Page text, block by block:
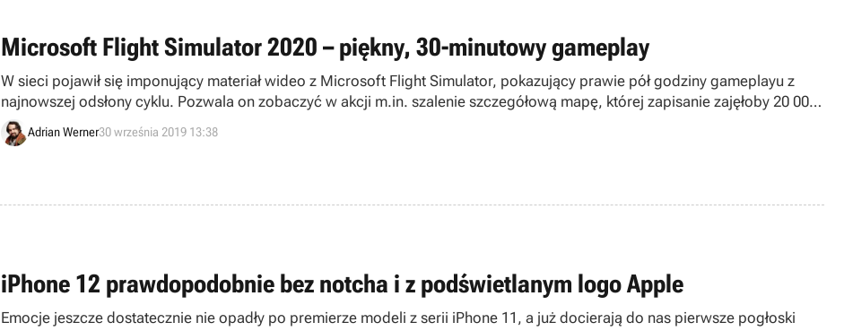
Microsoft Flight Simulator 2020 – piękny, 30-minutowy gameplay
W sieci pojawił się imponujący materiał wideo z Microsoft Flight Simulator, pokazujący prawie pół godziny gameplayu z
najnowszej odsłony cyklu. Pozwala on zobaczyć w akcji m.in. szalenie szczegółową mapę, której zapisanie zajęłoby 20 000
płyt Blu-ray.
Adrian Werner30 września 2019 13:38
iPhone 12 prawdopodobnie bez notcha i z podświetlanym logo Apple
Emocje jeszcze dostatecznie nie opadły po premierze modeli z serii iPhone 11, a już docierają do nas pierwsze pogłoski